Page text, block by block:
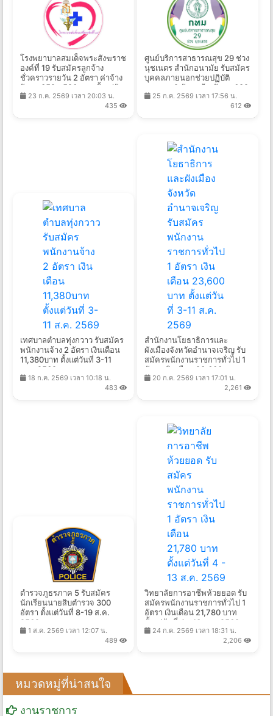
โรงพยาบาลสมเด็จพระสังฆราช
องค์ที่ 19 รับสมัครลูกจ้าง
ชั่วคราวรายวัน 2 อัตรา ค่าจ้าง
วันละ 352 - 520 บาท ตั้งแต่วัน
ที่ 3 - 11 ส.ค. 2569
23 ก.ค. 2569 เวลา 20:03 น.
435
ศูนย์บริการสาธารณสุข 29 ช่วง
นุชเนตร สำนักอนามัย รับสมัคร
บุคคลภายนอกช่วยปฏิบัติ
ราชการ 2 อัตรา จ้างวันละ 682
-825 บาท ตั้งแต่วันที่ 21 ก.ค. -
25 ก.ค. 2569 เวลา 17:56 น.
612
เทศบาลตำบลทุ่งกวาว รับสมัคร
พนักงานจ้าง 2 อัตรา เงินเดือน
11,380บาท ตั้งแต่วันที่ 3-11
ส.ค. 2569
18 ก.ค. 2569 เวลา 10:18 น.
483
สำนักงานโยธาธิการและ
ผังเมืองจังหวัดอำนาจเจริญ รับ
สมัครพนักงานราชการทั่วไป 1
อัตรา เงินเดือน 23,600 บาท
ตั้งแต่วันที่ 3-11 ส.ค. 2569
20 ก.ค. 2569 เวลา 17:01 น.
2,261
ตำรวจภูธรภาค 5 รับสมัคร
นักเรียนนายสิบตำรวจ 300
อัตรา ตั้งแต่วันที่ 8-19 ส.ค.
2569
1 ส.ค. 2569 เวลา 12:07 น.
489
วิทยาลัยการอาชีพห้วยยอด รับ
สมัครพนักงานราชการทั่วไป 1
อัตรา เงินเดือน 21,780 บาท
ตั้งแต่วันที่ 4 - 13 ส.ค. 2569
24 ก.ค. 2569 เวลา 18:31 น.
2,206
หมวดหมู่ที่น่าสนใจ
งานราชการ